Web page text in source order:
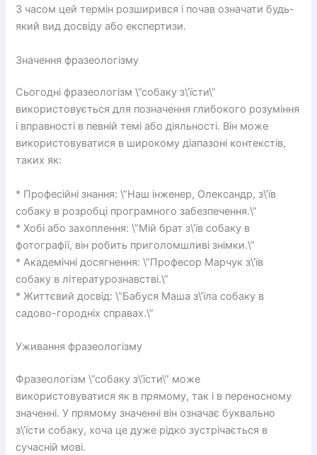
З часом цей термін розширився і почав означати будь-
який вид досвіду або експертизи.
Значення фразеологізму
Сьогодні фразеологізм \”собаку з\’їсти\”
використовується для позначення глибокого розуміння
і вправності в певній темі або діяльності. Він може
використовуватися в широкому діапазоні контекстів,
таких як:
* Професійні знання: \”Наш інженер, Олександр, з\’їв
собаку в розробці програмного забезпечення.\”
* Хобі або захоплення: \”Мій брат з\’їв собаку в
фотографії, він робить приголомшливі знімки.\”
* Академічні досягнення: \”Професор Марчук з\’їв
собаку в літературознавстві.\”
* Життєвий досвід: \”Бабуся Маша з\’їла собаку в
садово-городніх справах.\”
Уживання фразеологізму
Фразеологізм \”собаку з\’їсти\” може
використовуватися як в прямому, так і в переносному
значенні. У прямому значенні він означає буквально
з\’їсти собаку, хоча це дуже рідко зустрічається в
сучасній мові.